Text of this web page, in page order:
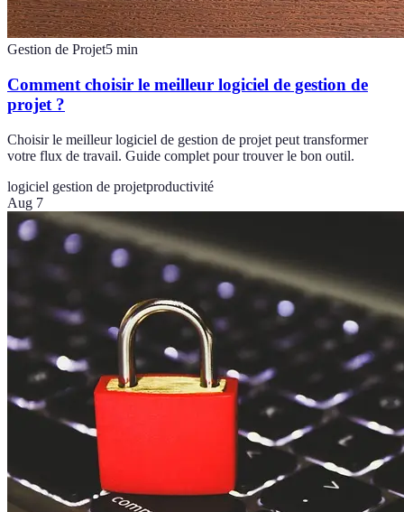
Gestion de Projet5 min
Comment choisir le meilleur logiciel de gestion de
projet ?
Choisir le meilleur logiciel de gestion de projet peut transformer
votre flux de travail. Guide complet pour trouver le bon outil.
logiciel gestion de projetproductivité
Aug 7